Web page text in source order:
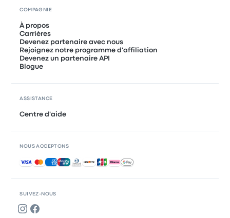
SUIVEZ-NOUS
COMPAGNIE
À propos
Carrières
Devenez partenaire avec nous
Rejoignez notre programme d'affiliation
Devenez un partenaire API
Blogue
ASSISTANCE
Centre d'aide
NOUS ACCEPTONS
Paiements acceptés